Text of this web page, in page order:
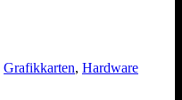
Grafikkarten, Hardware